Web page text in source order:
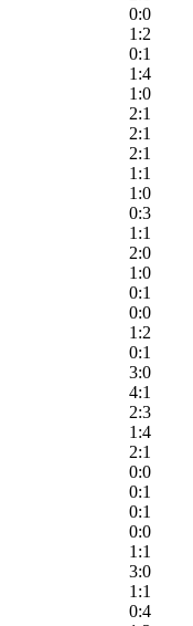
0:0
1:2
0:1
1:4
1:0
2:1
2:1
2:1
1:1
1:0
0:3
1:1
2:0
1:0
0:1
0:0
1:2
0:1
3:0
4:1
2:3
1:4
2:1
0:0
0:1
0:1
0:0
1:1
3:0
1:1
0:4